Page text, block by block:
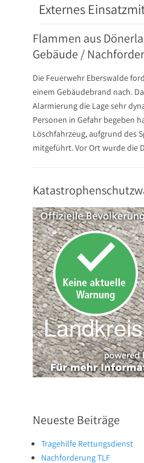
Externes
Flammen aus
Gebäude /
Die Feuerwehr Eberswalde
einem Gebäudebrand nach.
Alarmierung die Lage sehr
Personen in Gefahr begeben
Löschfahrzeug, aufgrund des
mitgeführt. Vor Ort wurde die
Neueste Beiträge
Tragehilfe Rettungsdienst
Nachforderung TLF